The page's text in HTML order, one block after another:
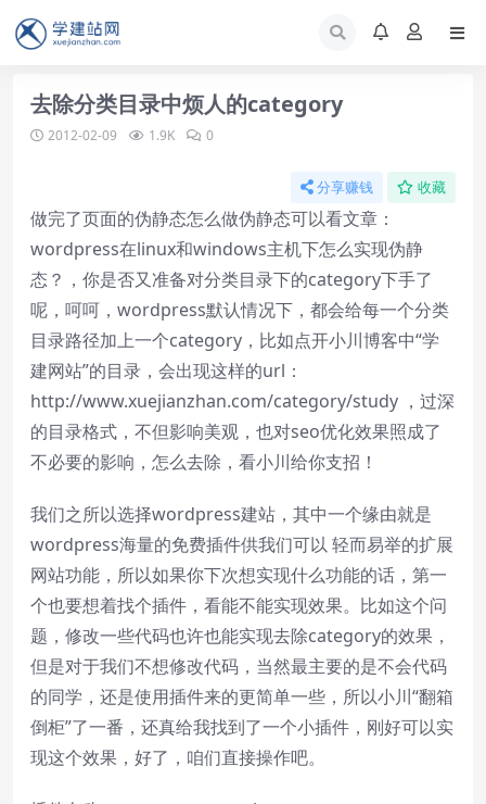
去除分类目录中烦人的category
2012-02-09 1.9K 0
分享赚钱 收藏
做完了页面的伪静态怎么做伪静态可以看文章：
wordpress在linux和windows主机下怎么实现伪静
态？ ，你是否又准备对分类目录下的category下手了
呢，呵呵，wordpress默认情况下，都会给每一个分类
目录路径加上一个category，比如点开小川博客中“学
建网站”的目录，会出现这样的url：
http://www.xuejianzhan.com/category/study ，过深
的目录格式，不但影响美观，也对seo优化效果照成了
不必要的影响，怎么去除，看小川给你支招！
我们之所以选择wordpress建站，其中一个缘由就是
wordpress海量的免费插件供我们可以 轻而易举的扩展
网站功能，所以如果你下次想实现什么功能的话，第一
个也要想着找个插件，看能不能实现效果。比如这个问
题，修改一些代码也许也能实现去除category的效果，
但是对于我们不想修改代码，当然最主要的是不会代码
的同学，还是使用插件来的更简单一些，所以小川“翻箱
倒柜”了一番，还真给我找到了一个小插件，刚好可以实
现这个效果，好了，咱们直接操作吧。